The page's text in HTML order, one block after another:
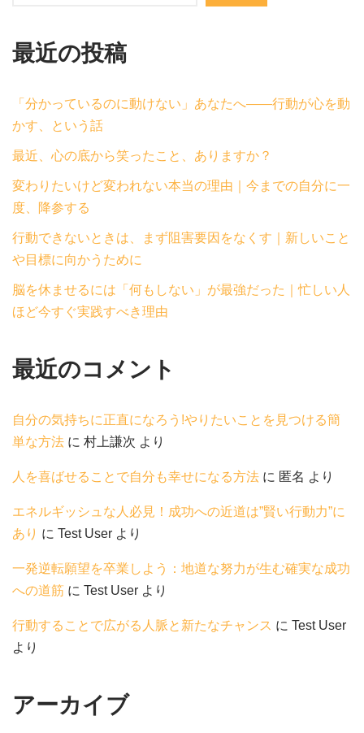
最近の投稿
「分かっているのに動けない」あなたへ——行動が心を動
かす、という話
最近、心の底から笑ったこと、ありますか？
変わりたいけど変われない本当の理由｜今までの自分に一
度、降参する
行動できないときは、まず阻害要因をなくす｜新しいこと
や目標に向かうために
脳を休ませるには「何もしない」が最強だった｜忙しい人
ほど今すぐ実践すべき理由
最近のコメント
自分の気持ちに正直になろう!やりたいことを見つける簡
単な方法 に 村上謙次 より
人を喜ばせることで自分も幸せになる方法 に 匿名 より
エネルギッシュな人必見！成功への近道は”賢い行動力”に
あり に Test User より
一発逆転願望を卒業しよう：地道な努力が生む確実な成功
への道筋 に Test User より
行動することで広がる人脈と新たなチャンス に Test User
より
アーカイブ